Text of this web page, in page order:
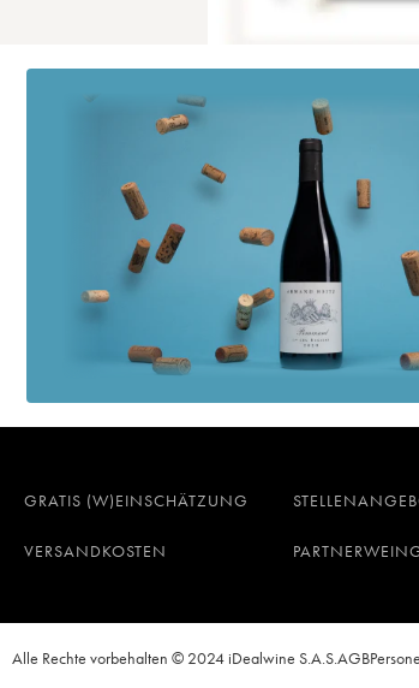
GRATIS (W)EINSCHÄTZUNG
VERSANDKOSTEN
Alle Rechte vorbehalten © 2024 iDealwine S.A.S.AGB